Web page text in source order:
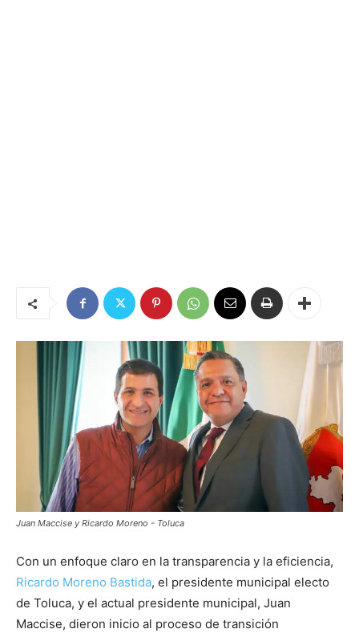
Juan Maccise y Ricardo Moreno - Toluca
Con un enfoque claro en la transparencia y la eficiencia,
Ricardo Moreno Bastida, el presidente municipal electo
de Toluca, y el actual presidente municipal, Juan
Maccise, dieron inicio al proceso de transición